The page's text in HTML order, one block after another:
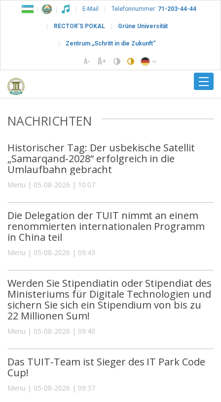
E-Mail Telefonnummer: 71-203-44-44
RECTOR’S POKAL Grüne Universität
Zentrum „Schritt in die Zukunft“
NACHRICHTEN
Historischer Tag: Der usbekische Satellit
„Samarqand-2028“ erfolgreich in die
Umlaufbahn gebracht
Menu | 05-08-2026 | 10:07
Die Delegation der TUIT nimmt an einem
renommierten internationalen Programm
in China teil
Menu | 05-08-2026 | 09:43
Werden Sie Stipendiatin oder Stipendiat des
Ministeriums für Digitale Technologien und
sichern Sie sich ein Stipendium von bis zu
22 Millionen Sum!
Menu | 05-08-2026 | 09:40
Das TUIT-Team ist Sieger des IT Park Code
Cup!
Menu | 05-08-2026 | 09:37